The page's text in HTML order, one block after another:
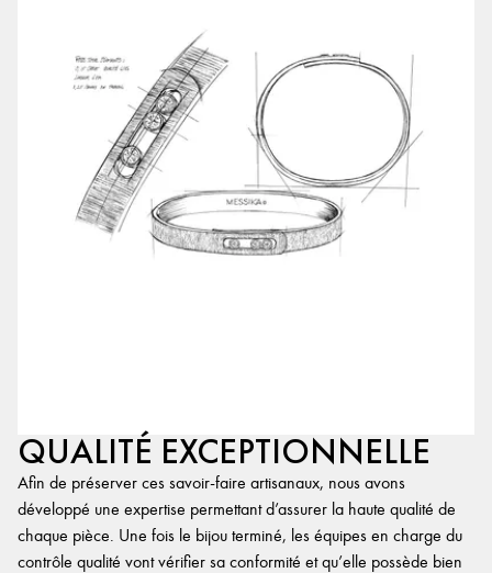
QUALITÉ EXCEPTIONNELLE
Afin de préserver ces savoir-faire artisanaux, nous avons
développé une expertise permettant d’assurer la haute qualité de
chaque pièce. Une fois le bijou terminé, les équipes en charge du
contrôle qualité vont vérifier sa conformité et qu’elle possède bien